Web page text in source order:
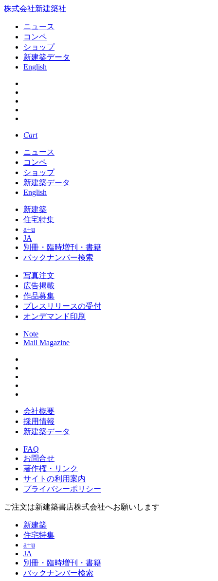
株式会社新建築社
ニュース
コンペ
ショップ
新建築データ
English
Cart
ニュース
コンペ
ショップ
新建築データ
English
新建築
住宅特集
a+u
JA
別冊・臨時増刊・書籍
バックナンバー検索
写真注文
広告掲載
作品募集
プレスリリースの受付
オンデマンド印刷
Note
Mail Magazine
会社概要
採用情報
新建築データ
FAQ
お問合せ
著作権・リンク
サイトの利用案内
プライバシーポリシー
ご注文は新建築書店株式会社へお願いします
新建築
住宅特集
a+u
JA
別冊・臨時増刊・書籍
バックナンバー検索